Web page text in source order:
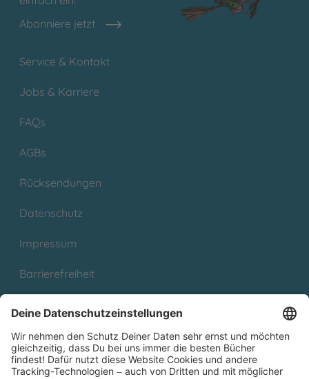
Abonniere jetzt
Service & Kontakt
Jobs & Karriere
FAQs
AGBs
Rücksendungen
Datenschutz
Impressum
Barrierefreiheit
Partnerprogramm (Affiliate)